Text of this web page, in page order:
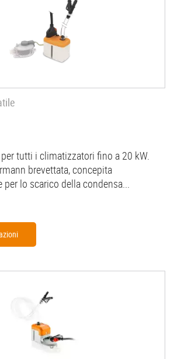
tutti i climatizzatori fino a 20 kW.
brevettata, concepita
per lo scarico della condensa...